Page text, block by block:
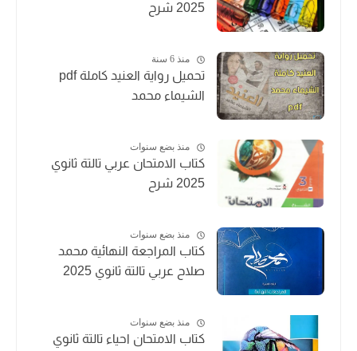
2025 شرح
منذ 6 سنة
تحميل رواية العنيد كاملة pdf
الشيماء محمد
منذ بضع سنوات
كتاب الامتحان عربي تالتة ثانوي
2025 شرح
منذ بضع سنوات
كتاب المراجعة النهائية محمد
صلاح عربي تالتة ثانوي 2025
منذ بضع سنوات
كتاب الامتحان احياء تالتة ثانوي